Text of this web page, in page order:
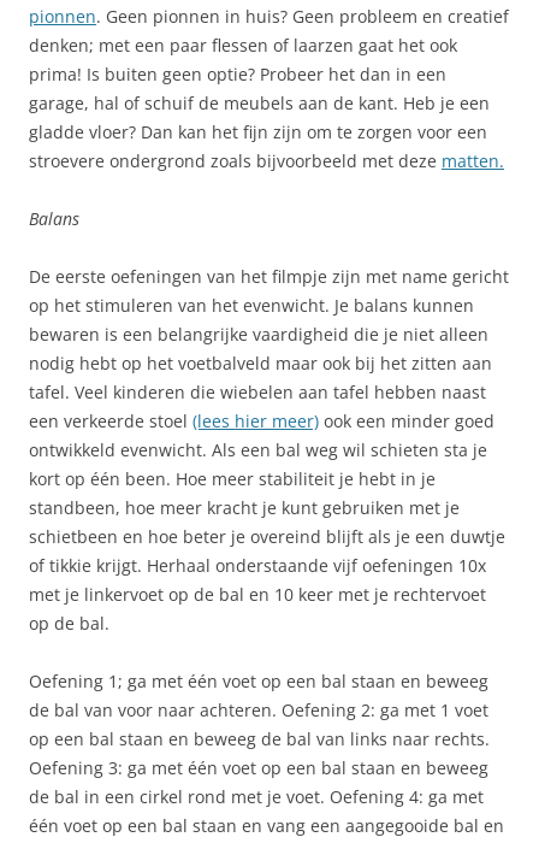
pionnen. Geen pionnen in huis? Geen probleem en creatief
denken; met een paar flessen of laarzen gaat het ook
prima! Is buiten geen optie? Probeer het dan in een
garage, hal of schuif de meubels aan de kant. Heb je een
gladde vloer? Dan kan het fijn zijn om te zorgen voor een
stroevere ondergrond zoals bijvoorbeeld met deze matten.
Balans
De eerste oefeningen van het filmpje zijn met name gericht
op het stimuleren van het evenwicht. Je balans kunnen
bewaren is een belangrijke vaardigheid die je niet alleen
nodig hebt op het voetbalveld maar ook bij het zitten aan
tafel. Veel kinderen die wiebelen aan tafel hebben naast
een verkeerde stoel (lees hier meer) ook een minder goed
ontwikkeld evenwicht. Als een bal weg wil schieten sta je
kort op één been. Hoe meer stabiliteit je hebt in je
standbeen, hoe meer kracht je kunt gebruiken met je
schietbeen en hoe beter je overeind blijft als je een duwtje
of tikkie krijgt. Herhaal onderstaande vijf oefeningen 10x
met je linkervoet op de bal en 10 keer met je rechtervoet
op de bal.
Oefening 1; ga met één voet op een bal staan en beweeg
de bal van voor naar achteren. Oefening 2: ga met 1 voet
op een bal staan en beweeg de bal van links naar rechts.
Oefening 3: ga met één voet op een bal staan en beweeg
de bal in een cirkel rond met je voet. Oefening 4: ga met
één voet op een bal staan en vang een aangegooide bal en